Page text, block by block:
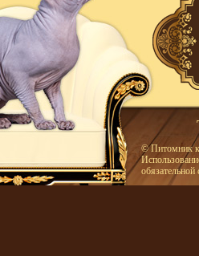
© Питомник
обязательной